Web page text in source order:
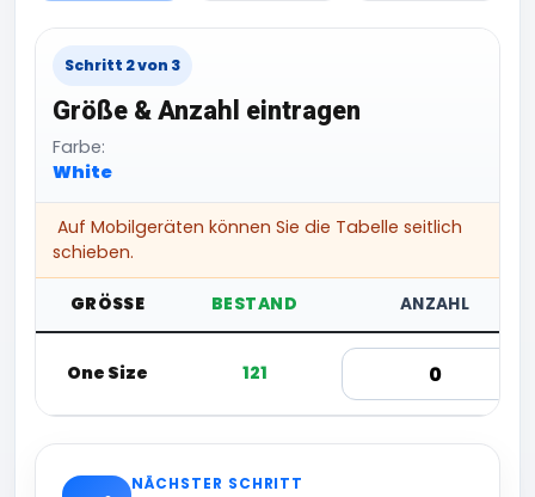
Schritt 2 von 3
Größe & Anzahl eintragen
Farbe:
White
Auf Mobilgeräten können Sie die Tabelle seitlich
schieben.
GRÖSSE BESTAND ANZAHL
One Size 121
NÄCHSTER SCHRITT